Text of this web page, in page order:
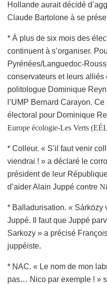
Hollande aurait décidé
Claude Bartolone à se
* À plus de six mois des
continuent à s’organiser.
Pyrénées/Languedoc-
conservateurs et leurs
politologue Dominique
l’UMP Bernard Carayon.
électoral pour Dominique
Europe écologie-Les Verts
* Colleur. « S’il faut venir
viendrai ! » a déclaré le
président de leur
d’aider Alain Juppé contre
* Balladurisation. « Sárközy
Juppé. Il faut que Juppé
Sarkozy » a précisé
juppéiste.
* NAC. « Le nom de mon
pas… Nico par exemple ! »